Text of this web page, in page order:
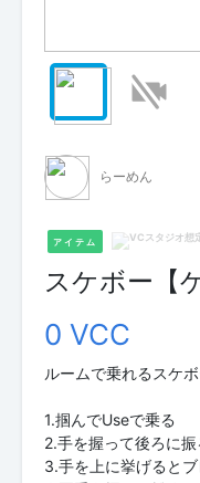
らーめん
アイテム
スケボー【
0 VCC
ルームで乗れるスケボ
1.掴んでUseで乗る
2.手を握って後ろに振
3.手を上に挙げると